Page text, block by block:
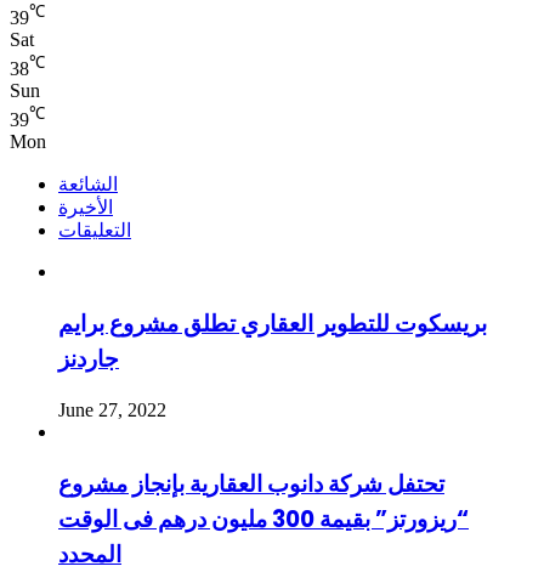
39℃
Sat
38℃
Sun
39℃
Mon
الشائعة
الأخيرة
التعليقات
بريسكوت للتطوير العقاري تطلق مشروع برايم
جاردنز
June 27, 2022
تحتفل شركة دانوب العقارية بإنجاز مشروع
“ريزورتز” بقيمة 300 مليون درهم فى الوقت
المحدد